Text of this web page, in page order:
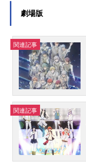
劇場版
関連記事
関連記事